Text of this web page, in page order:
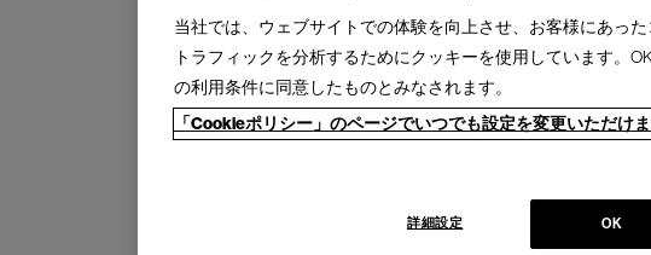
当社では、ウェブサイトでの体験を向上させ、お客様にあった
トラフィックを分析するためにクッキーを使用しています。
の利用条件に同意したものとみなされます。
「Cookieポリシー」のページでいつでも設定を変更いただけ
OK
詳細設定